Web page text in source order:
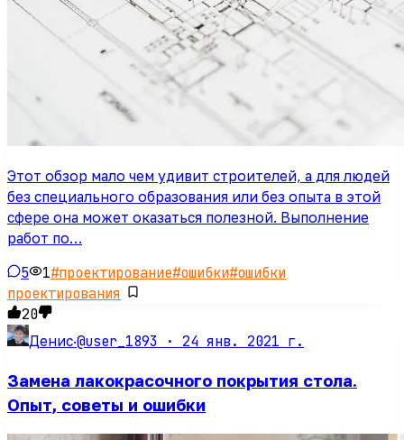
Этот обзор мало чем удивит строителей, а для людей
без специального образования или без опыта в этой
сфере она может оказаться полезной. Выполнение
работ по…
5 1#проектирование#ошибки#ошибки
проектирования
20
Денис·@user_1893 · 24 янв. 2021 г.
Замена лакокрасочного покрытия стола.
Опыт, советы и ошибки